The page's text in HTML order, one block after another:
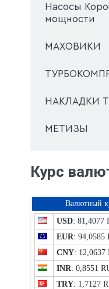
Насосы
мощности
МАХОВИКИ
НАКЛАДКИ
МЕТИЗЫ
Курс
Bалютный
USD: 81,4077
EUR: 94,0585
CNY: 12,0637
INR: 0,8551
TRY: 1,7127